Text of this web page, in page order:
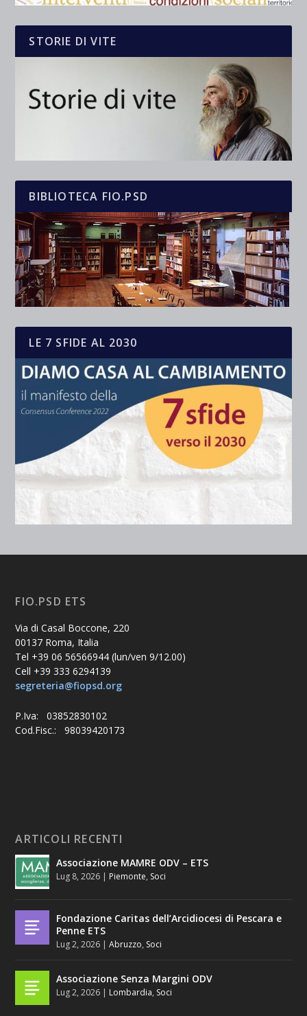
STORIE DI VITE
BIBLIOTECA FIO.PSD
LE 7 SFIDE AL 2030
FIO.PSD ETS
Via di Casal Boccone, 220
00137 Roma, Italia
Tel +39 06 56566944 (lun/ven 9/12.00)
Cell +39 333 6294139
segreteria@fiopsd.org
P.Iva: 03852830102
Cod.Fisc.: 98039420173
ARTICOLI RECENTI
Associazione MAMRE ODV – ETS
Lug 8, 2026 | Piemonte, Soci
Fondazione Caritas dell’Arcidiocesi di Pescara e
Penne ETS
Lug 2, 2026 |Abruzzo, Soci
Associazione Senza Margini ODV
Lug 2, 2026 | Lombardia, Soci